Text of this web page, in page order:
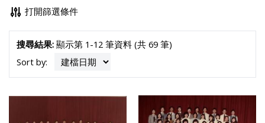
打開篩選條件
搜尋結果:顯示第 1-12 筆資料 (共 69 筆)
Sort by: